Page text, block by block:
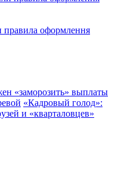
правила оформлення
«заморозить» выплаты
«Кадровый голод»:
и «кварталовцев»